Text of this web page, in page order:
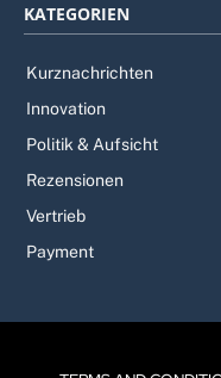
KATEGORIEN
Kurznachrichten
Innovation
Politik & Aufsicht
Rezensionen
Vertrieb
Payment